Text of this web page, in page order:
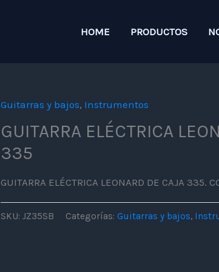
HOME PRODUCTOS
Guitarras y bajos, Instrumentos
GUITARRA ELÉCTRICA
335
GUITARRA ELÉCTRICA LEONARD DE CAJA 335.
SKU: JZ35SB Categorías: Guitarras y bajos,